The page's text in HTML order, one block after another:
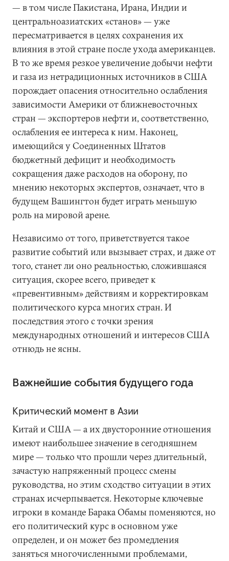
— в том числе Пакистана, Ирана, Индии и
центральноазиатских «станов» — уже
пересматривается в целях сохранения их
влияния в этой стране после ухода американцев.
В то же время резкое увеличение добычи нефти
и газа из нетрадиционных источников в США
порождает опасения относительно ослабления
зависимости Америки от ближневосточных
стран — экспортеров нефти и, соответственно,
ослабления ее интереса к ним. Наконец,
имеющийся у Соединенных Штатов
бюджетный дефицит и необходимость
сокращения даже расходов на оборону, по
мнению некоторых экспертов, означает, что в
будущем Вашингтон будет играть меньшую
роль на мировой арене.
Независимо от того, приветствуется такое
развитие событий или вызывает страх, и даже от
того, станет ли оно реальностью, сложившаяся
ситуация, скорее всего, приведет к
«превентивным» действиям и корректировкам
политического курса многих стран. И
последствия этого с точки зрения
международных отношений и интересов США
отнюдь не ясны.
Важнейшие события будущего года
Критический момент в Азии
Китай и США — а их двусторонние отношения
имеют наибольшее значение в сегодняшнем
мире — только что прошли через длительный,
зачастую напряженный процесс смены
руководства, но этим сходство ситуации в этих
странах исчерпывается. Некоторые ключевые
игроки в команде Барака Обамы поменяются, но
его политический курс в основном уже
определен, и он может без промедления
заняться многочисленными проблемами,